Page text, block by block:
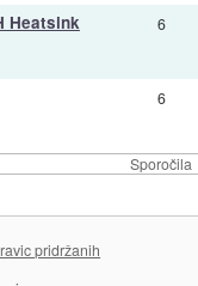
Sporočila
Heatsink 6
6
pridržanih